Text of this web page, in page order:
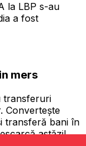
la LBP s-au
a fost
mers
transferuri
Convertește
transferă bani în
astăzi!